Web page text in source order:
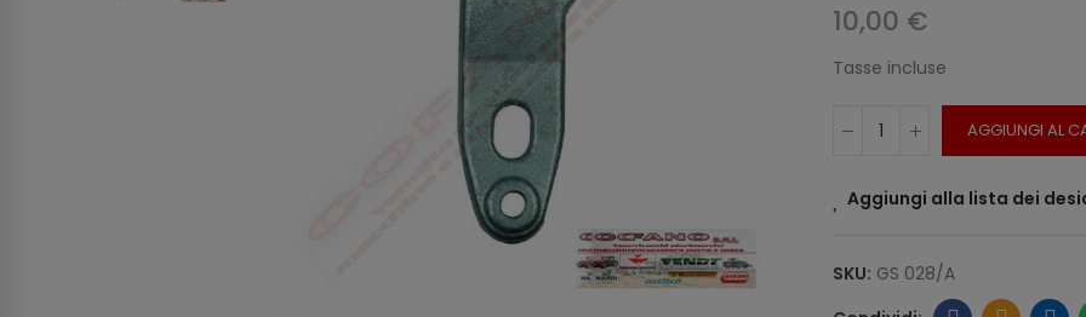
10,00 €
Tasse incluse
AGGIUNGI AL
Aggiungi alla lista dei
SKU: GS 028/A